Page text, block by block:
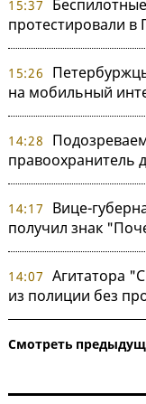
15:37
протестировали в
15:26
на мобильный
14:28
правоохранитель
14:17
Вице-
получил знак
14:07 Агитатора
из полиции без
Смотреть